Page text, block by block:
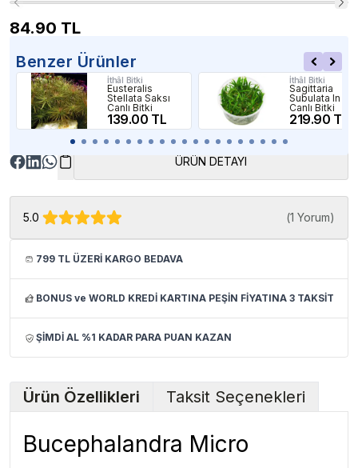
84.90 TL
Benzer Ürünler
İthâl Bitki
Eusteralis
Stellata Saksı
Canlı Bitki
139.00 TL
İthâl Bitki
Sagittaria
Subulata In
Canlı Bitki
219.90 TL
ÜRÜN DETAYI
5.0 (1 Yorum)
799 TL ÜZERİ KARGO BEDAVA
BONUS ve WORLD KREDİ KARTINA PEŞİN FİYATINA 3 TAKSİT
ŞİMDİ AL %1 KADAR PARA PUAN KAZAN
Ürün Özellikleri Taksit Seçenekleri
Bucephalandra Micro